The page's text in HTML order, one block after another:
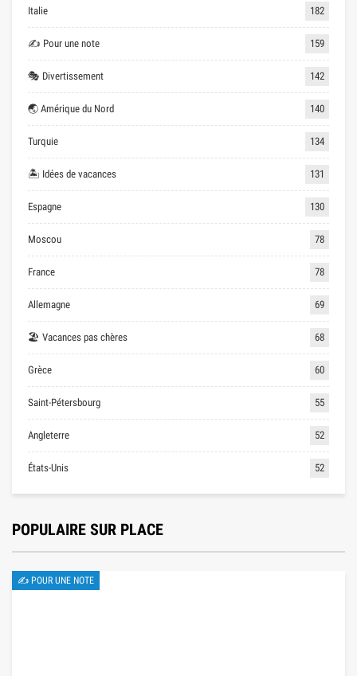
Italie 182
✍ Pour une note 159
🎭 Divertissement 142
🌏 Amérique du Nord 140
Turquie 134
🏝 Idées de vacances 131
Espagne 130
Moscou 78
France 78
Allemagne 69
🏖 Vacances pas chères 68
Grèce 60
Saint-Pétersbourg 55
Angleterre 52
États-Unis 52
POPULAIRE SUR PLACE
✍ POUR UNE NOTE